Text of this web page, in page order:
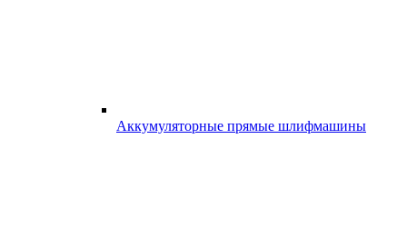
Аккумуляторные прямые шлифмашины